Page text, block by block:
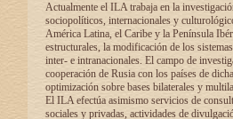
Actualmente el ILA trabaja en la
sociopolíticos, internacionales y
América Latina, el Caribe y la Península
estructurales, la modificación de los
inter- e intranacionales. El campo de
cooperación de Rusia con los países de
optimización sobre bases bilaterales y
El ILA efectúa asimismo servicios de
sociales y privadas, actividades de